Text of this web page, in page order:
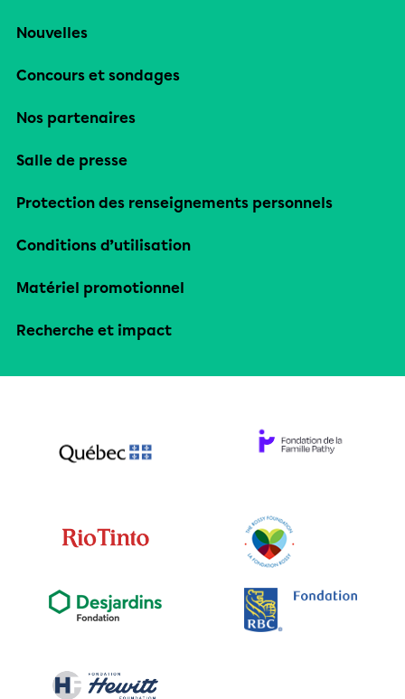
Nouvelles
Concours et sondages
Nos partenaires
Salle de presse
Protection des renseignements personnels
Conditions d’utilisation
Matériel promotionnel
Recherche et impact